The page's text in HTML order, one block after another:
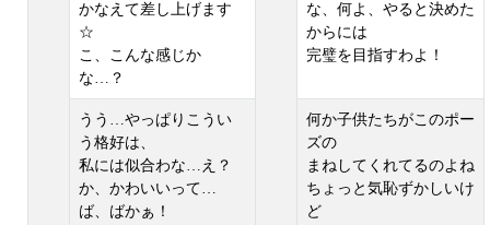
かなえて差し上げます
☆
こ、こんな感じか
な…？
な、何よ、やると決めた
からには
完璧を目指すわよ！
うう…やっぱりこうい
う格好は、
私には似合わな…え？
か、かわいいって…
ば、ばかぁ！
何か子供たちがこのポー
ズの
まねしてくれてるのよね
ちょっと気恥ずかしいけ
ど